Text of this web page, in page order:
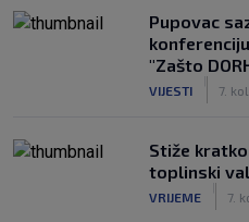
Pupovac
"Zašto
VIJESTI 7. kol.
Stiže
toplinski
VRIJEME 7.